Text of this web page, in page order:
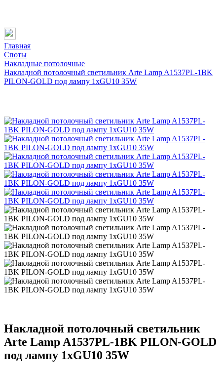
Главная
Споты
Накладные потолочные
Накладной потолочный светильник Arte Lamp A1537PL-1BK
PILON-GOLD под лампу 1xGU10 35W
Накладной потолочный светильник
Arte Lamp A1537PL-1BK PILON-GOLD
под лампу 1xGU10 35W